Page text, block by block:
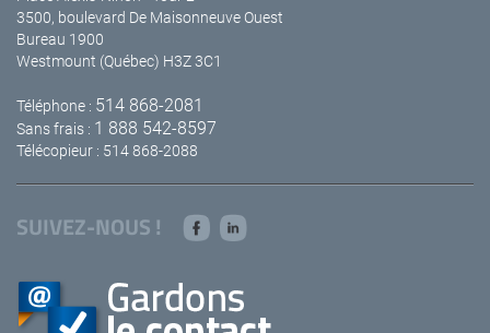
3500, boulevard De Maisonneuve Ouest
Bureau 1900
Westmount (Québec) H3Z 3C1
Téléphone : 514 868-2081
Sans frais : 1 888 542-8597
Télécopieur : 514 868-2088
SUIVEZ-NOUS !